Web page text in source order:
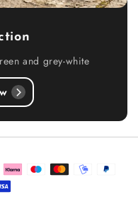
and grey-white